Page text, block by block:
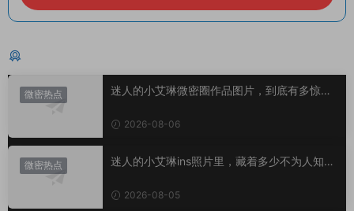
微密热点
迷人的小艾琳微密圈作品图片，到底有多惊
2026-08-06
微密热点
迷人的小艾琳ins照片里，藏着多少不为人知的
2026-08-05